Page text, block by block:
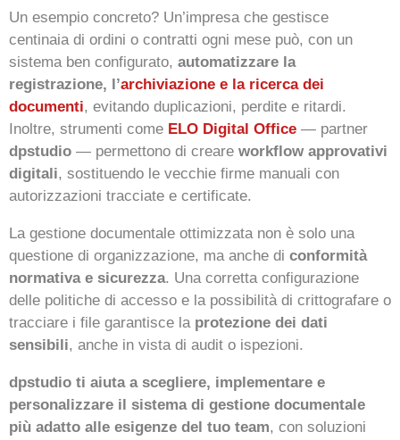
Un esempio concreto? Un’impresa che gestisce
centinaia di ordini o contratti ogni mese può, con un
sistema ben configurato, automatizzare la
registrazione, l’archiviazione e la ricerca dei
documenti, evitando duplicazioni, perdite e ritardi.
Inoltre, strumenti come ELO Digital Office — partner
dpstudio — permettono di creare workflow approvativi
digitali, sostituendo le vecchie firme manuali con
autorizzazioni tracciate e certificate.
La gestione documentale ottimizzata non è solo una
questione di organizzazione, ma anche di conformità
normativa e sicurezza. Una corretta configurazione
delle politiche di accesso e la possibilità di crittografare o
tracciare i file garantisce la protezione dei dati
sensibili, anche in vista di audit o ispezioni.
dpstudio ti aiuta a scegliere, implementare e
personalizzare il sistema di gestione documentale
più adatto alle esigenze del tuo team, con soluzioni